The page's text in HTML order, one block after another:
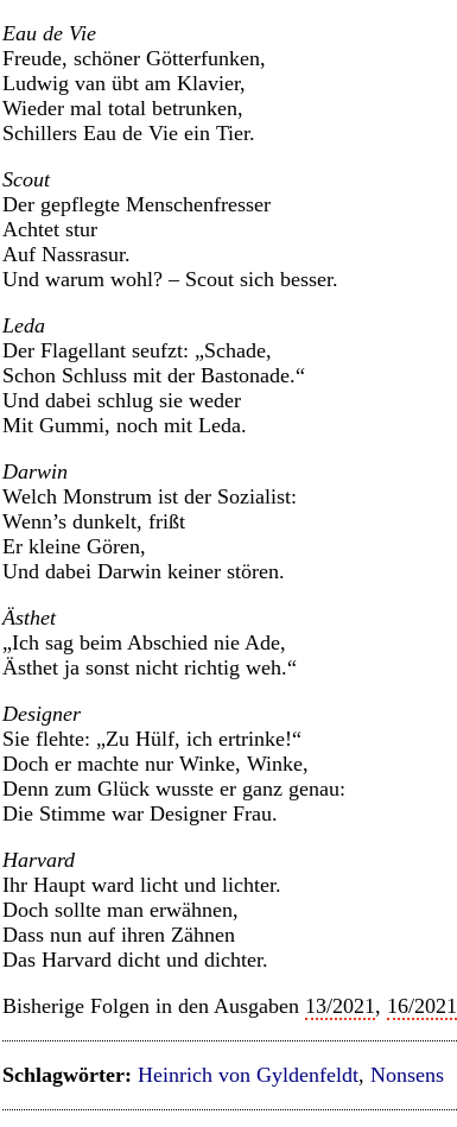
Eau de Vie
Freude, schöner Götterfunken,
Ludwig van übt am Klavier,
Wieder mal total betrunken,
Schillers Eau de Vie ein Tier.
Scout
Der gepflegte Menschenfresser
Achtet stur
Auf Nassrasur.
Und warum wohl? – Scout sich besser.
Leda
Der Flagellant seufzt: „Schade,
Schon Schluss mit der Bastonade.“
Und dabei schlug sie weder
Mit Gummi, noch mit Leda.
Darwin
Welch Monstrum ist der Sozialist:
Wenn’s dunkelt, frißt
Er kleine Gören,
Und dabei Darwin keiner stören.
Ästhet
„Ich sag beim Abschied nie Ade,
Ästhet ja sonst nicht richtig weh.“
Designer
Sie flehte: „Zu Hülf, ich ertrinke!“
Doch er machte nur Winke, Winke,
Denn zum Glück wusste er ganz genau:
Die Stimme war Designer Frau.
Harvard
Ihr Haupt ward licht und lichter.
Doch sollte man erwähnen,
Dass nun auf ihren Zähnen
Das Harvard dicht und dichter.
Bisherige Folgen in den Ausgaben 13/2021, 16/2021
Schlagwörter: Heinrich von Gyldenfeldt, Nonsens